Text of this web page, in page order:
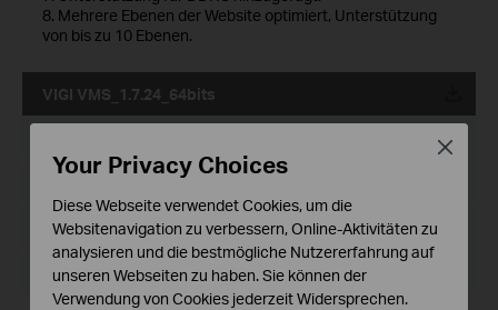
8. Mehrere Ebenen der Website optimiert, Unterstützung
von bis zu 10 Ebenen.
VIGI VMS_1.7.24_64bits
Mehrsprachig
Dateigröße:530.77 MB
Betriebssystem: Windows 7/10/11/Server 2008 64bits
Your Privacy Choices
Diese Webseite verwendet Cookies, um die
Websitenavigation zu verbessern, Online-Aktivitäten zu
analysieren und die bestmögliche Nutzererfahrung auf
unseren Webseiten zu haben. Sie können der
Verwendung von Cookies jederzeit Widersprechen.
Close